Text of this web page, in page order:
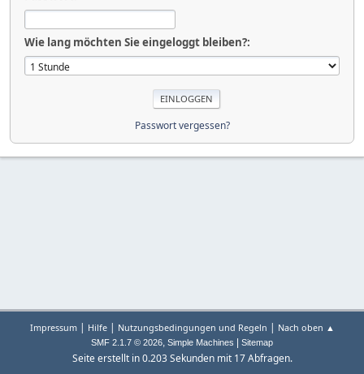
Wie lang möchten Sie eingeloggt bleiben?:
Passwort vergessen?
Impressum| Hilfe| Nutzungsbedingungen und Regeln | Nach oben ▲
SMF 2.1.7 © 2026, Simple Machines Sitemap
Seite erstellt in 0.203 Sekunden mit 17 Abfragen.